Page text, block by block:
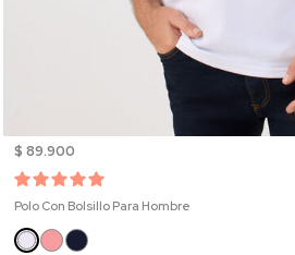
$ 89.900
Polo Con Bolsillo Para Hombre